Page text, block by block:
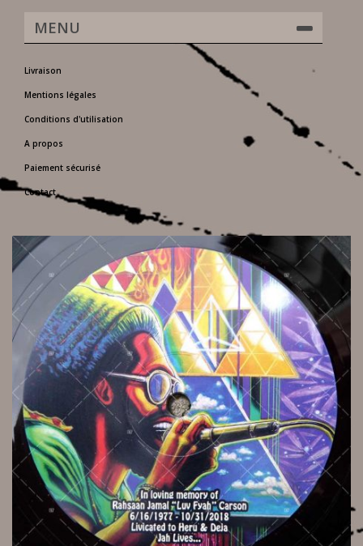
MENU
Livraison
Mentions légales
Conditions d'utilisation
A propos
Paiement sécurisé
Contact